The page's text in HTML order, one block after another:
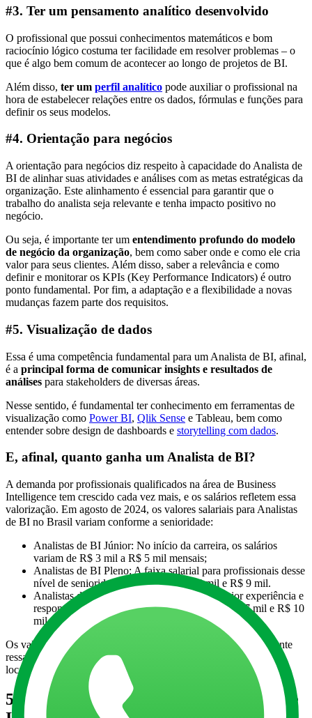
#3. Ter um pensamento analítico desenvolvido
O profissional que possui conhecimentos matemáticos e bom
raciocínio lógico costuma ter facilidade em resolver problemas – o
que é algo bem comum de acontecer ao longo de projetos de BI.
Além disso, ter um perfil analítico pode auxiliar o profissional na
hora de estabelecer relações entre os dados, fórmulas e funções para
definir os seus modelos.
#4. Orientação para negócios
A orientação para negócios diz respeito à capacidade do Analista de
BI de alinhar suas atividades e análises com as metas estratégicas da
organização. Este alinhamento é essencial para garantir que o
trabalho do analista seja relevante e tenha impacto positivo no
negócio.
Ou seja, é importante ter um entendimento profundo do modelo
de negócio da organização, bem como saber onde e como ele cria
valor para seus clientes. Além disso, saber a relevância e como
definir e monitorar os KPIs (Key Performance Indicators) é outro
ponto fundamental. Por fim, a adaptação e a flexibilidade a novas
mudanças fazem parte dos requisitos.
#5. Visualização de dados
Essa é uma competência fundamental para um Analista de BI, afinal,
é a principal forma de comunicar insights e resultados de
análises para stakeholders de diversas áreas.
Nesse sentido, é fundamental ter conhecimento em ferramentas de
visualização como Power BI, Qlik Sense e Tableau, bem como
entender sobre design de dashboards e storytelling com dados.
E, afinal, quanto ganha um Analista de BI?
A demanda por profissionais qualificados na área de Business
Intelligence tem crescido cada vez mais, e os salários refletem essa
valorização. Em agosto de 2024, os valores salariais para Analistas
de BI no Brasil variam conforme a senioridade:
Analistas de BI Júnior: No início da carreira, os salários
variam de R$ 3 mil a R$ 5 mil mensais;
Analistas de BI Pleno: A faixa salarial para profissionais desse
nível de senioridade variam entre R$ 4 mil e R$ 9 mil.
Analistas de BI Sênior: Profissionais com maior experiência e
responsabilidades recebem, em média, entre R$ 7 mil e R$ 10
mil por mês.
Os valores foram retirados da plataforma
. É importante
ressaltar que eles podem variar de acordo com a empresa,
localização e complexidade dos projetos.
5 dicas para ser um excelente Analista de